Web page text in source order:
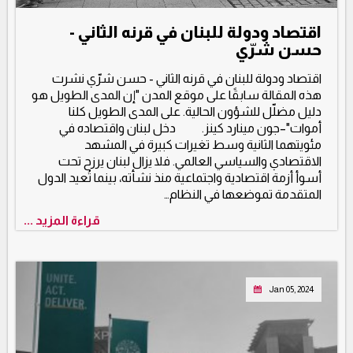
اقتصاد ودولة للبنان في قرنه الثاني‪ ‬-
حسن شرّي
اقتصاد ودولة للبنان في قرنه الثاني‪ ‬- حسن شرّي‪ ‬نشرت
هذه المقالة سابقًا على موقع المدن "إن المدى الطويل هو
دليل مضلّل للشؤون الحالية. على المدى الطويل كلنا
أموات"–جون مينارد كينز. ‪ ‬دخل لبنان واقتصاده في
مئويتهما الثانية وسط تغيرات كبيرة في المشهد
الاقتصادي والسياسي العالمي. فلا يزال لبنان يرزح تحت
أسوأ أزمة اقتصادية واجتماعية منذ نشأته، بينما تُعيد الدول
المتقدمة تموضعها في النظام…
قراءة المزيد ...
Jan 05, 2024